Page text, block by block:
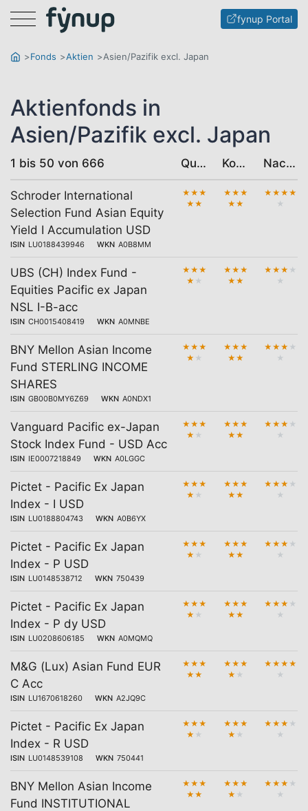
Menu fynup Portal
Fonds Aktien Asien/Pazifik excl. Japan
Aktienfonds in
Asien/Pazifik excl. Japan
1 bis 50 von 666 Qualität Kosten Nachhaltigkeit
Schroder International
Selection Fund Asian Equity
Yield I Accumulation USD
ISIN LU0188439946 WKN A0B8MM
★ ★ ★
★ ★
★ ★ ★
★ ★
★ ★ ★ ★
★
UBS (CH) Index Fund -
Equities Pacific ex Japan
NSL I-B-acc
ISIN CH0015408419 WKN A0MNBE
★ ★ ★
★ ★
★ ★ ★
★ ★
★ ★ ★ ★
★
BNY Mellon Asian Income
Fund STERLING INCOME
SHARES
ISIN GB00B0MY6Z69 WKN A0NDX1
★ ★ ★
★ ★
★ ★ ★
★ ★
★ ★ ★ ★
★
Vanguard Pacific ex-Japan
Stock Index Fund - USD Acc
ISIN IE0007218849 WKN A0LGGC
★ ★ ★
★ ★
★ ★ ★
★ ★
★ ★ ★ ★
★
Pictet - Pacific Ex Japan
Index - I USD
ISIN LU0188804743 WKN A0B6YX
★ ★ ★
★ ★
★ ★ ★
★ ★
★ ★ ★ ★
★
Pictet - Pacific Ex Japan
Index - P USD
ISIN LU0148538712 WKN 750439
★ ★ ★
★ ★
★ ★ ★
★ ★
★ ★ ★ ★
★
Pictet - Pacific Ex Japan
Index - P dy USD
ISIN LU0208606185 WKN A0MQMQ
★ ★ ★
★ ★
★ ★ ★
★ ★
★ ★ ★ ★
★
M&G (Lux) Asian Fund EUR
C Acc
ISIN LU1670618260 WKN A2JQ9C
★ ★ ★
★ ★
★ ★ ★
★ ★
★ ★ ★ ★
★
Pictet - Pacific Ex Japan
Index - R USD
ISIN LU0148539108 WKN 750441
★ ★ ★
★ ★
★ ★ ★
★ ★
★ ★ ★ ★
★
BNY Mellon Asian Income
Fund INSTITUTIONAL
★ ★ ★
★ ★
★ ★ ★
★ ★
★ ★ ★ ★
★